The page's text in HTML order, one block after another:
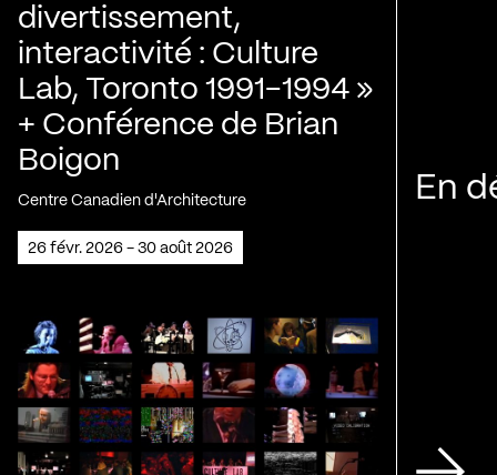
divertissement,
interactivité : Culture
Lab, Toronto 1991-1994 »
+ Conférence de Brian
Boigon
Centre Canadien d'Architecture
26 févr. 2026 - 30 août 2026
En